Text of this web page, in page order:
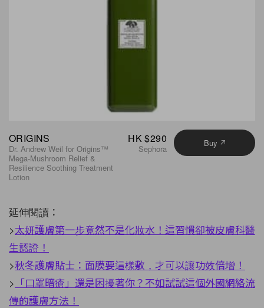
ORIGINS
Dr. Andrew Weil for Origins™
Mega-Mushroom Relief &
Resilience Soothing Treatment
Lotion
HK $290
Sephora Buy
延伸閱讀：
>太妍護膚第一步竟然不是化妝水！這習慣卻被皮膚科醫
生認證！
>秋冬護膚貼士：面膜要這樣敷，才可以讓功效倍增！
> 「口罩暗瘡」還是困擾著你？不如試試這個外國網絡流
傳的護膚方法！